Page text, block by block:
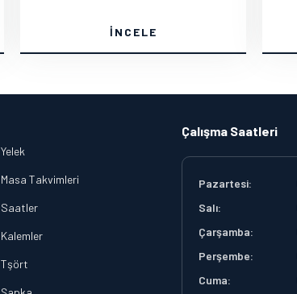
İNCELE
Yelek
Masa Takvimleri
Saatler
Kalemler
Tşört
Çalışma Saatleri
Pazartesi:
Salı:
Çarşamba:
Perşembe:
Cuma: